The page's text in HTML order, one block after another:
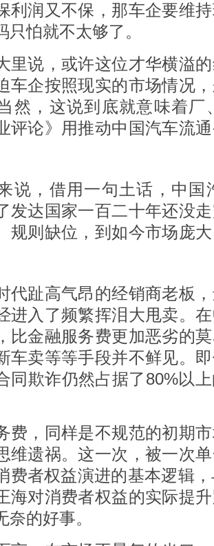
利润又不保，那车企要维
只怕就不太够了。
里说，或许这位才华横溢
车企按照现实的市场情况
然，这说到底就意味着厂
评论》用推动中国汽车流
说，借用一句土话，中国
发达国家一百二十年还没
规则缺位，到如今市场庞
代趾高气昂的经销商老板
进入了频繁挥泪大甩卖。
比金融服务费更加恶劣的
车卖等等手段并不鲜见。
同欺诈仍然占据了80%以
费，同样是不规范的初期
维遗祸。这一次，被一次
费者权益演进的基本逻辑
海对消费者权益的实际提
奈的好事。